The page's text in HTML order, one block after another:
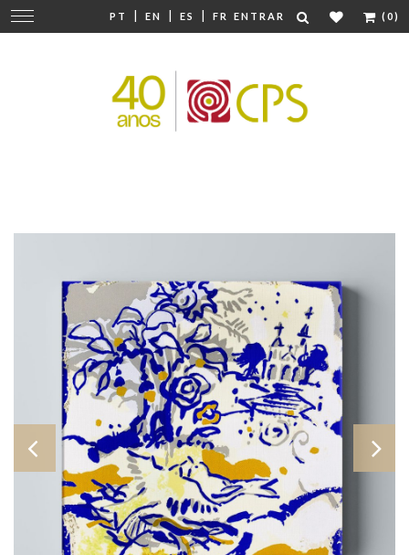
PT | EN | ES | FR ENTRAR (0)
Mudar
navegação